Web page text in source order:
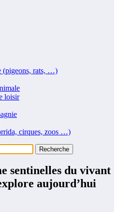
(pigeons, rats, …)
loisir
cirques, zoos …)
sentinelles du vivant
aujourd’hui